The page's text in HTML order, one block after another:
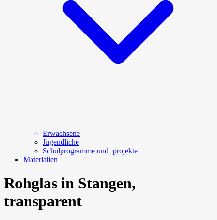
Erwachsene
Jugendliche
Schulprogramme und -projekte
Materialien
Rohglas in Stangen,
transparent